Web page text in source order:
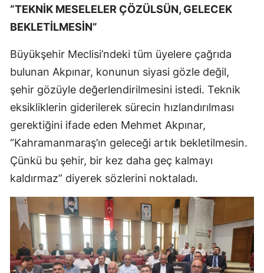
“TEKNİK MESELELER ÇÖZÜLSÜN, GELECEK
BEKLETİLMESİN”
Büyükşehir Meclisi’ndeki tüm üyelere çağrıda
bulunan Akpınar, konunun siyasi gözle değil,
şehir gözüyle değerlendirilmesini istedi. Teknik
eksikliklerin giderilerek sürecin hızlandırılması
gerektiğini ifade eden Mehmet Akpınar,
“Kahramanmaraş’ın geleceği artık bekletilmesin.
Çünkü bu şehir, bir kez daha geç kalmayı
kaldırmaz” diyerek sözlerini noktaladı.